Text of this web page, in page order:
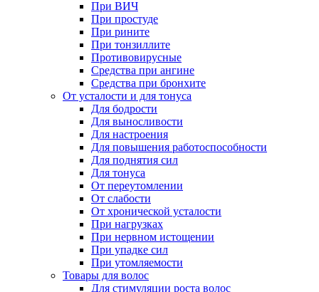
При ВИЧ
При простуде
При рините
При тонзиллите
Противовирусные
Средства при ангине
Средства при бронхите
От усталости и для тонуса
Для бодрости
Для выносливости
Для настроения
Для повышения работоспособности
Для поднятия сил
Для тонуса
От переутомлении
От слабости
От хронической усталости
При нагрузках
При нервном истощении
При упадке сил
При утомляемости
Товары для волос
Для стимуляции роста волос